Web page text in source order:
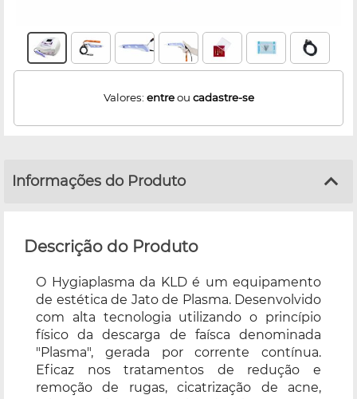
Valores: entreou cadastre-se
Informações do Produto
Descrição do Produto
O Hygiaplasma da KLD é um equipamento
de estética de Jato de Plasma. Desenvolvido
com alta tecnologia utilizando o princípio
físico da descarga de faísca denominada
"Plasma", gerada por corrente contínua.
Eficaz nos tratamentos de redução e
remoção de rugas, cicatrização de acne,